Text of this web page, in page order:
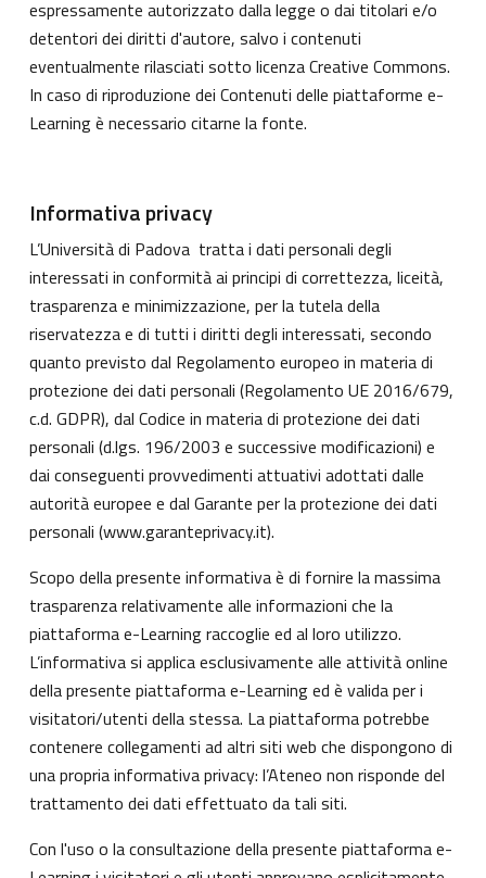
espressamente autorizzato dalla legge o dai titolari e/o
detentori dei diritti d'autore, salvo i contenuti
eventualmente rilasciati sotto licenza Creative Commons.
In caso di riproduzione dei Contenuti delle piattaforme e-
Learning è necessario citarne la fonte.
Informativa privacy
L’Università di Padova tratta i dati personali degli
interessati in conformità ai principi di correttezza, liceità,
trasparenza e minimizzazione, per la tutela della
riservatezza e di tutti i diritti degli interessati, secondo
quanto previsto dal Regolamento europeo in materia di
protezione dei dati personali (Regolamento UE 2016/679,
c.d. GDPR), dal Codice in materia di protezione dei dati
personali (d.lgs. 196/2003 e successive modificazioni) e
dai conseguenti provvedimenti attuativi adottati dalle
autorità europee e dal Garante per la protezione dei dati
personali (www.garanteprivacy.it).
Scopo della presente informativa è di fornire la massima
trasparenza relativamente alle informazioni che la
piattaforma e-Learning raccoglie ed al loro utilizzo.
L’informativa si applica esclusivamente alle attività online
della presente piattaforma e-Learning ed è valida per i
visitatori/utenti della stessa. La piattaforma potrebbe
contenere collegamenti ad altri siti web che dispongono di
una propria informativa privacy: l’Ateneo non risponde del
trattamento dei dati effettuato da tali siti.
Con l'uso o la consultazione della presente piattaforma e-